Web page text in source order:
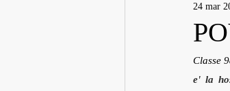
24 mar
Classe
e' la